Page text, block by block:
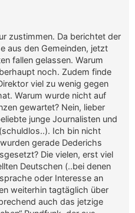
zustimmen. Da berichtet der
aus den Gemeinden, jetzt
fallen gelassen. Warum
noch. Zudem finde
viel zu wenig gegen
Warum wurde nicht auf
gewartet? Nein, lieber
junge Journalisten und
Ich bin nicht
gerade Dederichs
Die vielen, erst viel
Deutschen (..bei denen
oder Interesse an
weiterhin tagtäglich über
auch das jetzige